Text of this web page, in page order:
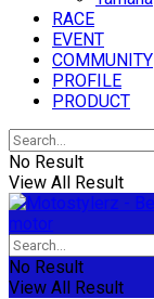
RACE
EVENT
COMMUNITY
PROFILE
PRODUCT
No Result
View All Result
No Result
View All Result